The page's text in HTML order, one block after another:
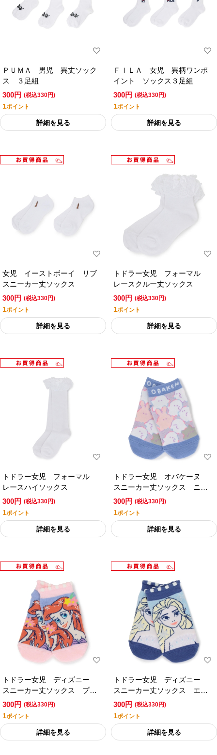
ＰＵＭＡ 男児 異丈ソック
ス ３足組
300円 (税込330円)
1ポイント
詳細を見る
ＦＩＬＡ 女児 異柄ワンポ
イント ソックス３足組
300円 (税込330円)
1ポイント
詳細を見る
女児 イーストボーイ リブ
スニーカー丈ソックス
300円 (税込330円)
1ポイント
詳細を見る
トドラー女児 フォーマル
レースクルー丈ソックス
300円 (税込330円)
1ポイント
詳細を見る
トドラー女児 フォーマル
レースハイソックス
300円 (税込330円)
1ポイント
詳細を見る
トドラー女児 オバケーヌ
スニーカー丈ソックス ニャ
ンコーヌ
300円 (税込330円)
1ポイント
詳細を見る
トドラー女児 ディズニー
スニーカー丈ソックス プリ
ンセス
300円 (税込330円)
1ポイント
詳細を見る
トドラー女児 ディズニー
スニーカー丈ソックス エル
サ
300円 (税込330円)
1ポイント
詳細を見る